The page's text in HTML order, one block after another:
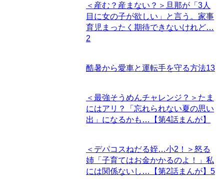
＜産む？産まない？＞旦那が「3人
目に女の子が欲しい」と言う。家事
育児まったく期待できないけれど…
2
酷暑から愛車と運転手を守る方法13
＜最強そうめんチャレンジ？＞たま
にはアリ？「忘れられない夏の思い
出」になるかも…【第4話まんが】
＜デパコスねだる姪…小2！＞怒る
姉「子育てはお金かかるのよ！」私
には関係ないし…【第2話まんが】 5